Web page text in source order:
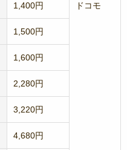
1,400円 ドコモ
1,500円
1,600円
2,280円
3,220円
4,680円